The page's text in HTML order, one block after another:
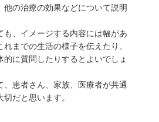
他の治療の効果などについて説明
も、イメージする内容には幅があ
までの生活の様子を伝えたり、
的に質問したりするとよいでしょ
、患者さん、家族、医療者が共通
だと思います。